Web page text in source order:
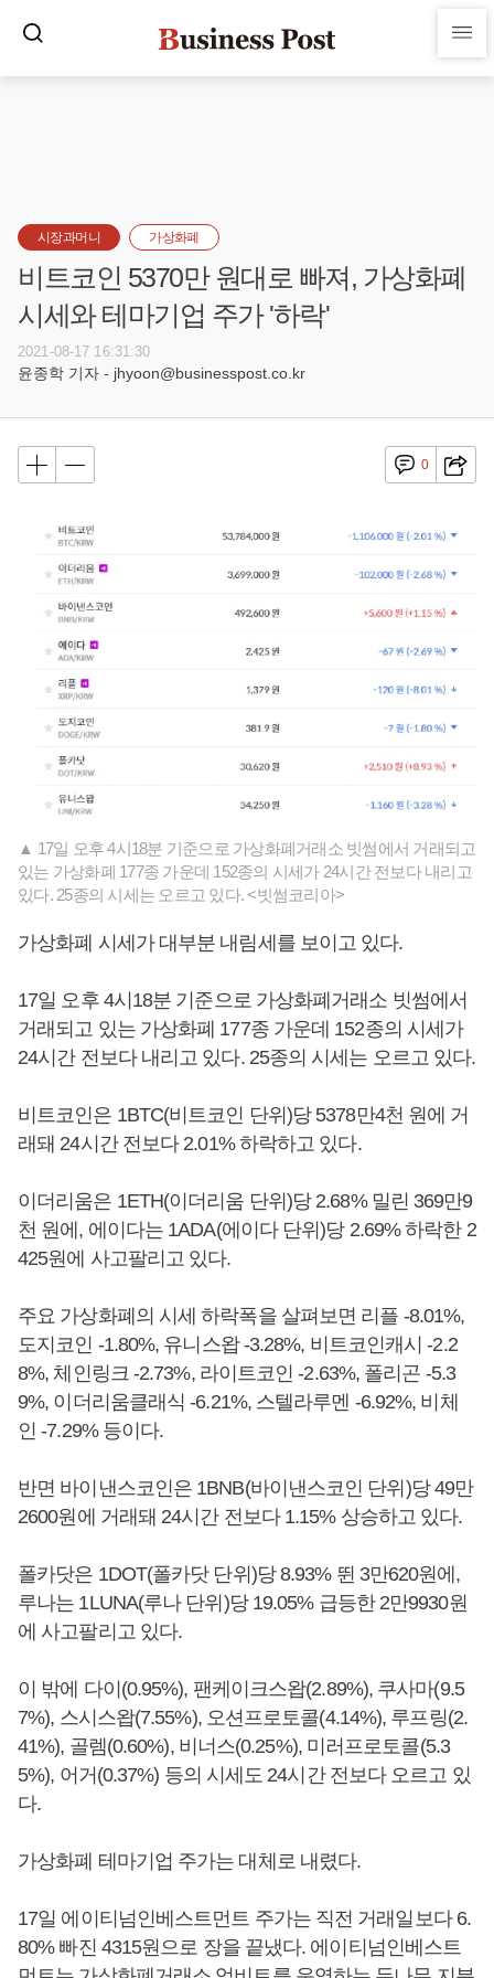
시장과머니 가상화폐
비트코인 5370만 원대로 빠져, 가상화폐
시세와 테마기업 주가 '하락'
2021-08-17 16:31:30
윤종학 기자 - jhyoon@businesspost.co.kr
0
▲ 17일 오후 4시18분 기준으로 가상화폐거래소 빗썸에서 거래되고
있는 가상화폐 177종 가운데 152종의 시세가 24시간 전보다 내리고
있다. 25종의 시세는 오르고 있다. <빗썸코리아>
가상화폐 시세가 대부분 내림세를 보이고 있다.
17일 오후 4시18분 기준으로 가상화폐거래소 빗썸에서
거래되고 있는 가상화폐 177종 가운데 152종의 시세가
24시간 전보다 내리고 있다. 25종의 시세는 오르고 있다.
비트코인은 1BTC(비트코인 단위)당 5378만4천 원에 거
래돼 24시간 전보다 2.01% 하락하고 있다.
이더리움은 1ETH(이더리움 단위)당 2.68% 밀린 369만9
천 원에, 에이다는 1ADA(에이다 단위)당 2.69% 하락한 2
425원에 사고팔리고 있다.
주요 가상화폐의 시세 하락폭을 살펴보면 리플 -8.01%,
도지코인 -1.80%, 유니스왑 -3.28%, 비트코인캐시 -2.2
8%, 체인링크 -2.73%, 라이트코인 -2.63%, 폴리곤 -5.3
9%, 이더리움클래식 -6.21%, 스텔라루멘 -6.92%, 비체
인 -7.29% 등이다.
반면 바이낸스코인은 1BNB(바이낸스코인 단위)당 49만
2600원에 거래돼 24시간 전보다 1.15% 상승하고 있다.
폴카닷은 1DOT(폴카닷 단위)당 8.93% 뛴 3만620원에,
루나는 1LUNA(루나 단위)당 19.05% 급등한 2만9930원
에 사고팔리고 있다.
이 밖에 다이(0.95%), 팬케이크스왑(2.89%), 쿠사마(9.5
7%), 스시스왑(7.55%), 오션프로토콜(4.14%), 루프링(2.
41%), 골렘(0.60%), 비너스(0.25%), 미러프로토콜(5.3
5%), 어거(0.37%) 등의 시세도 24시간 전보다 오르고 있
다.
가상화폐 테마기업 주가는 대체로 내렸다.
17일 에이티넘인베스트먼트 주가는 직전 거래일보다 6.
80% 빠진 4315원으로 장을 끝냈다. 에이티넘인베스트